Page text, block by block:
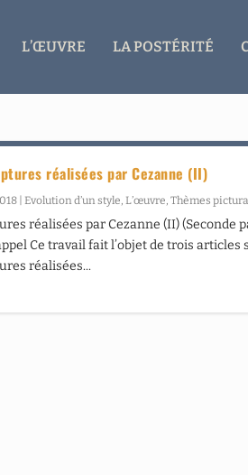
L’ŒUVRE LA POSTÉRITÉ
réalisées par Cezanne (II)
|Evolution d’un style,L’œuvre,Thèmes
réalisées par Cezanne (II) (Seconde
Ce travail fait l’objet de trois articles
réalisées...